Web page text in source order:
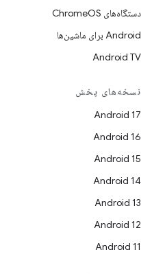
دستگاه‌های ChromeOS
Android برای ماشین‌ها
Android TV
نسخه‌های پخش
Android 17
Android 16
Android 15
Android 14
Android 13
Android 12
Android 11